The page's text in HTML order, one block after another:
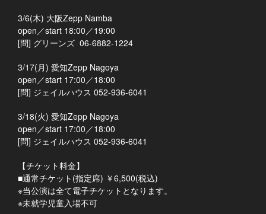
3/6(木) 大阪Zepp Namba
open／start 18:00／19:00
[問] グリーンズ 06-6882-1224
3/17(月) 愛知Zepp Nagoya
open／start 17:00／18:00
[問] ジェイルハウス 052-936-6041
3/18(火) 愛知Zepp Nagoya
open／start 17:00／18:00
[問] ジェイルハウス 052-936-6041
【チケット料金】
■通常チケット(指定席) ￥6,500(税込)
※当公演は全て電子チケットとなります。
※未就学児童入場不可